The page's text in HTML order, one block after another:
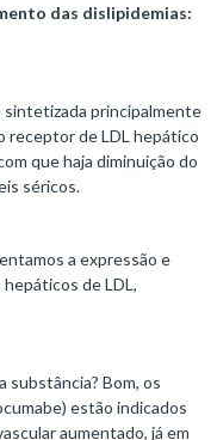
das dislipidemias:
sintetizada principalmente
receptor de LDL hepático
que haja diminuição do
séricos.
a expressão e
de LDL,
substância? Bom, os
estão indicados
aumentado, já em